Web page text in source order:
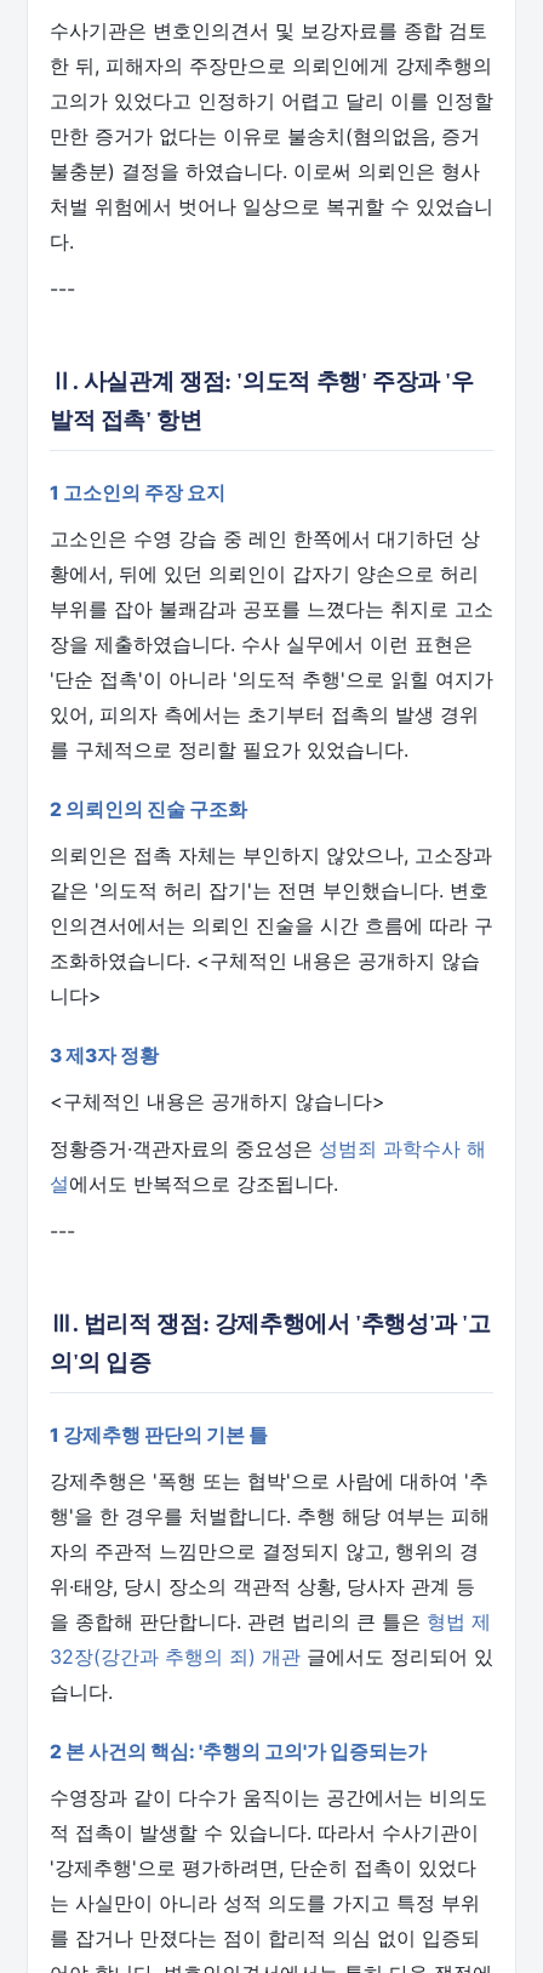
수사기관은 변호인의견서 및 보강자료를 종합 검토
한 뒤, 피해자의 주장만으로 의뢰인에게 강제추행의
고의가 있었다고 인정하기 어렵고 달리 이를 인정할
만한 증거가 없다는 이유로 불송치(혐의없음, 증거
불충분) 결정을 하였습니다. 이로써 의뢰인은 형사
처벌 위험에서 벗어나 일상으로 복귀할 수 있었습니
다.
---
Ⅱ. 사실관계 쟁점: '의도적 추행' 주장과 '우
발적 접촉' 항변
1 고소인의 주장 요지
고소인은 수영 강습 중 레인 한쪽에서 대기하던 상
황에서, 뒤에 있던 의뢰인이 갑자기 양손으로 허리
부위를 잡아 불쾌감과 공포를 느꼈다는 취지로 고소
장을 제출하였습니다. 수사 실무에서 이런 표현은
'단순 접촉'이 아니라 '의도적 추행'으로 읽힐 여지가
있어, 피의자 측에서는 초기부터 접촉의 발생 경위
를 구체적으로 정리할 필요가 있었습니다.
2 의뢰인의 진술 구조화
의뢰인은 접촉 자체는 부인하지 않았으나, 고소장과
같은 '의도적 허리 잡기'는 전면 부인했습니다. 변호
인의견서에서는 의뢰인 진술을 시간 흐름에 따라 구
조화하였습니다. <구체적인 내용은 공개하지 않습
니다>
3 제3자 정황
<구체적인 내용은 공개하지 않습니다>
정황증거·객관자료의 중요성은 성범죄 과학수사 해
설에서도 반복적으로 강조됩니다.
---
Ⅲ. 법리적 쟁점: 강제추행에서 '추행성'과 '고
의'의 입증
1 강제추행 판단의 기본 틀
강제추행은 '폭행 또는 협박'으로 사람에 대하여 '추
행'을 한 경우를 처벌합니다. 추행 해당 여부는 피해
자의 주관적 느낌만으로 결정되지 않고, 행위의 경
위·태양, 당시 장소의 객관적 상황, 당사자 관계 등
을 종합해 판단합니다. 관련 법리의 큰 틀은 형법 제
32장(강간과 추행의 죄) 개관 글에서도 정리되어 있
습니다.
2 본 사건의 핵심: '추행의 고의'가 입증되는가
수영장과 같이 다수가 움직이는 공간에서는 비의도
적 접촉이 발생할 수 있습니다. 따라서 수사기관이
'강제추행'으로 평가하려면, 단순히 접촉이 있었다
는 사실만이 아니라 성적 의도를 가지고 특정 부위
를 잡거나 만졌다는 점이 합리적 의심 없이 입증되